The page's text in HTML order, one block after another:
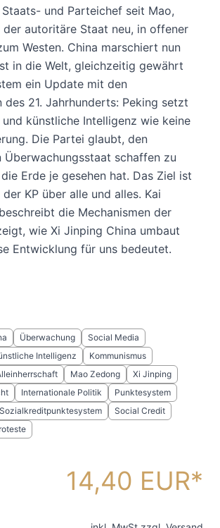
und Parteichef seit Mao,
autoritäre Staat neu, in offener
Westen. China marschiert nun
in die Welt, gleichzeitig gewährt
ein Update mit den
des 21. Jahrhunderts: Peking setzt
künstliche Intelligenz wie keine
Die Partei glaubt, den
schaffen zu
Erde je gesehen hat. Das Ziel ist
KP über alle und alles. Kai
die Mechanismen der
wie Xi Jinping China umbaut
Entwicklung für uns bedeutet.
Überwachung
Social Media
Intelligenz
Kommunismus
Mao Zedong
Xi Jinping
Internationale Politik
Punktesystem
Sozialkreditpunktesystem
Social Credit
14,40 EUR